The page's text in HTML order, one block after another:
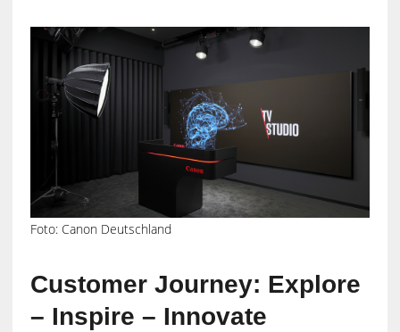
Foto: Canon Deutschland
Customer Journey: Explore
– Inspire – Innovate